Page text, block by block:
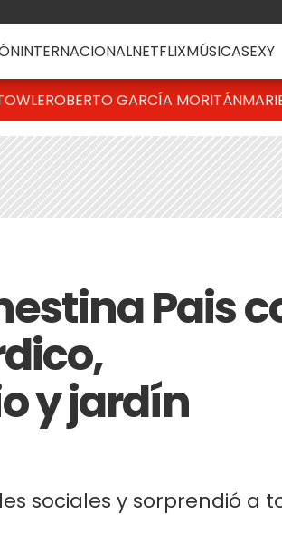
INTERNACIONALNETFLIXMÚSICASEXY
ROBERTO GARCÍA MORITÁN
Pais
y jardín
sociales y sorprendió a